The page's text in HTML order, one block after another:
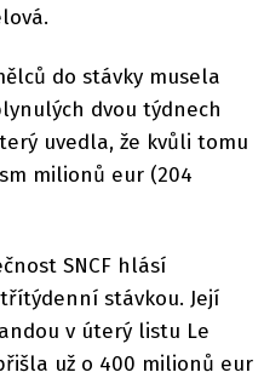
do stávky musela
dvou týdnech
uvedla, že kvůli tomu
milionů eur (204
SNCF hlásí
stávkou. Její
v úterý listu Le
už o 400 milionů eur